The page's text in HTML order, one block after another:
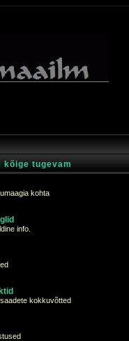
kõige tugevam
kohta
info.
kokkuvõtted